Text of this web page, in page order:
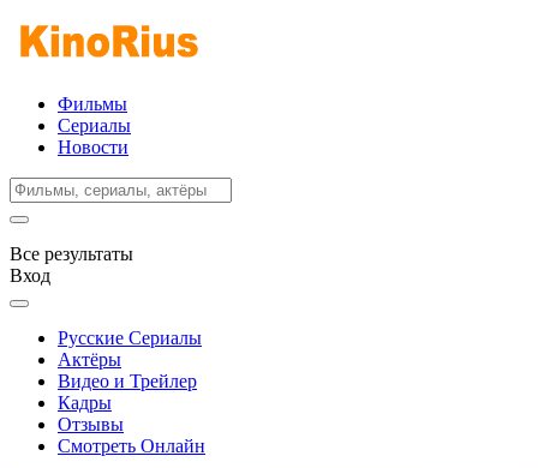
Фильмы
Сериалы
Новости
Все результаты
Вход
Русские Сериалы
Актёры
Видео и Трейлер
Кадры
Отзывы
Смотреть Онлайн